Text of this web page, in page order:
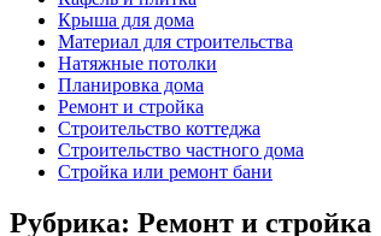
Крыша для дома
Материал для строительства
Натяжные потолки
Планировка дома
Ремонт и стройка
Строительство коттеджа
Строительство частного дома
Стройка или ремонт бани
Рубрика: Ремонт и стройка